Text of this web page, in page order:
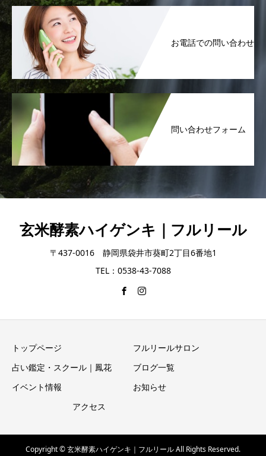
お電話での問い合わせ
問い合わせフォーム
玄米酵素ハイゲンキ｜フルリール
〒437-0016 静岡県袋井市葵町2丁目6番地1
TEL：0538-43-7088
トップページ
フルリールサロン
占い鑑定・スクール｜鳳花
ブログ一覧
イベント情報
お知らせ
アクセス
Copyright © 玄米酵素ハイゲンキ｜フルリール All Rights Reserved.